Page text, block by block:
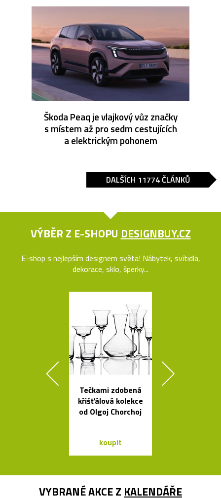
Škoda Peaq je vlajkový vůz značky
s místem až pro sedm cestujících
a elektrickým pohonem
DALŠÍCH 11774 ČLÁNKŮ
VÝBĚR Z E-SHOPU DESIGNBUY.CZ
E-shop s nejlepším designem světa! Nábytek, svítidla,
dekorace, sklo, šperky...
Tečkami zdobená
křišťálová kolekce
od Olgoj Chorchoj
koupit
VYBRANÉ AKCE Z KALENDÁŘE